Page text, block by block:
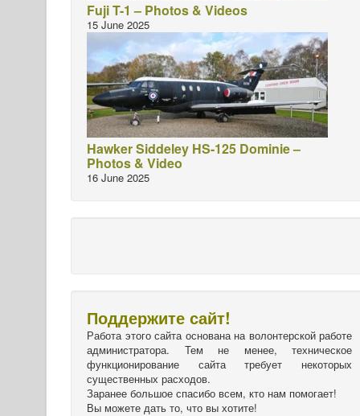
Fuji T-1 – Photos & Videos
15 June 2025
Hawker Siddeley HS-125 Dominie –
Photos & Video
16 June 2025
Поддержите сайт!
Работа этого сайта основана на волонтерской работе
администратора. Тем не менее, техническое
функционирование сайта требует некоторых
существенных расходов.
Заранее большое спасибо всем, кто нам помогает!
Вы можете дать то, что вы хотите!